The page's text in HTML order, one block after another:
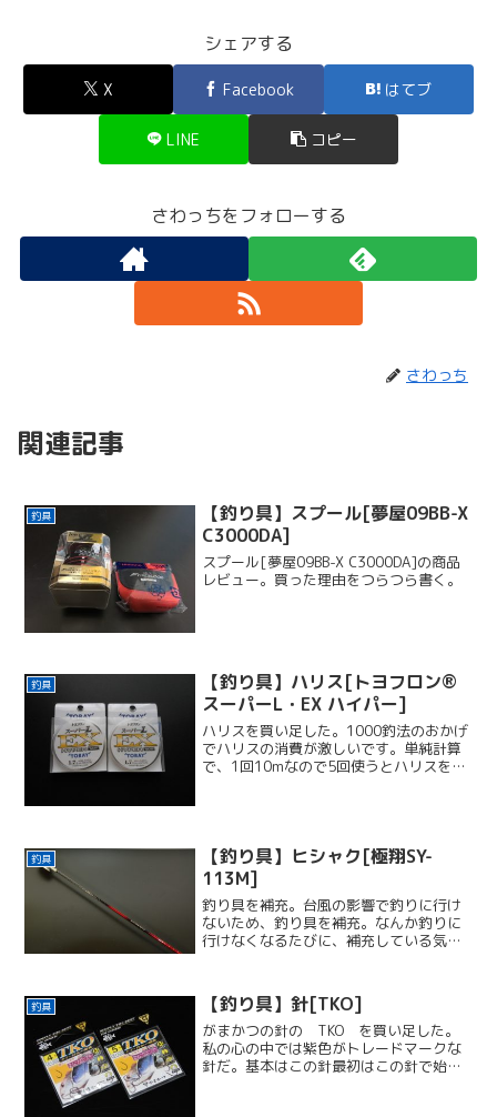
シェアする
X Facebook はてブ
LINE コピー
さわっちをフォローする
さわっち
関連記事
釣具
【釣り具】スプール[夢屋09BB-X
C3000DA]
スプール[夢屋09BB-X C3000DA]の商品
レビュー。買った理由をつらつら書く。
釣具
【釣り具】ハリス[トヨフロン®
スーパーL・EX ハイパー]
ハリスを買い足した。1000釣法のおかげ
でハリスの消費が激しいです。単純計算
で、1回10mなので5回使うとハリスを使
釣具
【釣り具】ヒシャク[極翔SY-
113M]
釣り具を補充。台風の影響で釣りに行け
ないため、釣り具を補充。なんか釣りに
行けなくなるたびに、補充している気が
極翔 チタン遠投ヒシャク SY-113M
を買いまし...
釣具 【釣り具】針[TKO]
がまかつの針の TKO を買い足した。
私の心の中では紫色がトレードマークな
針だ。基本はこの針最初はこの針で始め